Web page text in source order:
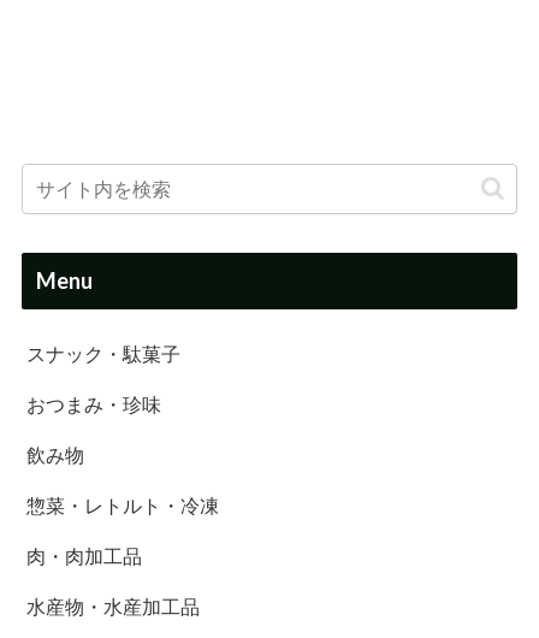
Menu
スナック・駄菓子
おつまみ・珍味
飲み物
惣菜・レトルト・冷凍
肉・肉加工品
水産物・水産加工品